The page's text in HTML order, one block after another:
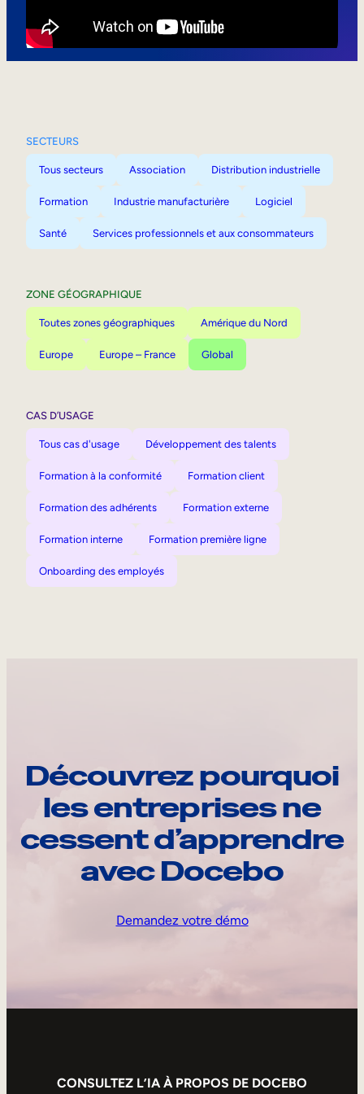
SECTEURS
Tous secteurs Association Distribution industrielle
Formation Industrie manufacturière Logiciel
Santé Services professionnels et aux consommateurs
ZONE GÉOGRAPHIQUE
Toutes zones géographiques Amérique du Nord
Europe Europe – France Global
CAS D’USAGE
Tous cas d'usage Développement des talents
Formation à la conformité Formation client
Formation des adhérents Formation externe
Formation interne Formation première ligne
Onboarding des employés
Découvrez pourquoi
les entreprises ne
cessent d’apprendre
avec Docebo
Demandez votre démo
CONSULTEZ L’IA À PROPOS DE DOCEBO